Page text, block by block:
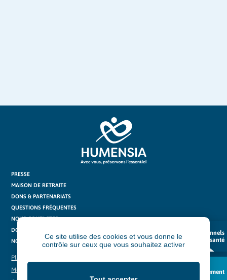
Professionnels
de santé
Recrutement
PRESSE
MAISON DE RETRAITE
DONS & PARTENARIATS
QUESTIONS FRÉQUENTES
NOUS CONTACTER
DOCUTHÈQUE
NOS ACTUS
Plan du site
Mentions légales
Ce site utilise des cookies et vous donne le
contrôle sur ceux que vous souhaitez activer